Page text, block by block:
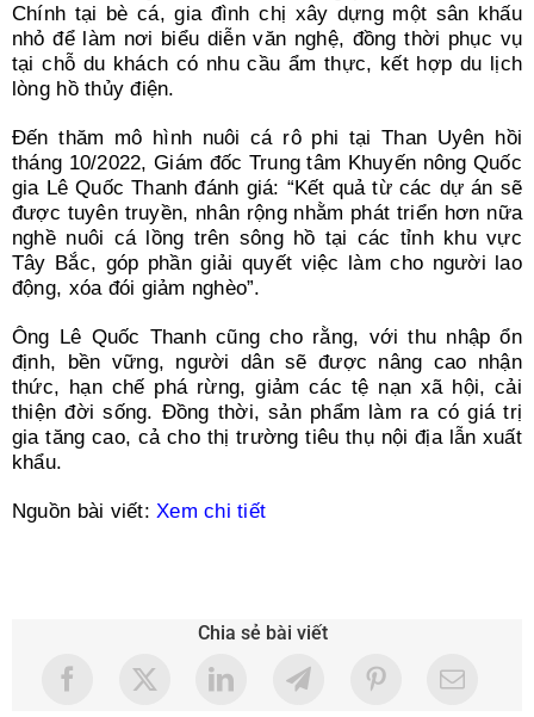
Chính tại bè cá, gia đình chị xây dựng một sân khấu
nhỏ để làm nơi biểu diễn văn nghệ, đồng thời phục vụ
tại chỗ du khách có nhu cầu ẩm thực, kết hợp du lịch
lòng hồ thủy điện.
Đến thăm mô hình nuôi cá rô phi tại Than Uyên hồi
tháng 10/2022, Giám đốc Trung tâm Khuyến nông Quốc
gia Lê Quốc Thanh đánh giá: “Kết quả từ các dự án sẽ
được tuyên truyền, nhân rộng nhằm phát triển hơn nữa
nghề nuôi cá lồng trên sông hồ tại các tỉnh khu vực
Tây Bắc, góp phần giải quyết việc làm cho người lao
động, xóa đói giảm nghèo”.
Ông Lê Quốc Thanh cũng cho rằng, với thu nhập ổn
định, bền vững, người dân sẽ được nâng cao nhận
thức, hạn chế phá rừng, giảm các tệ nạn xã hội, cải
thiện đời sống. Đồng thời, sản phẩm làm ra có giá trị
gia tăng cao, cả cho thị trường tiêu thụ nội địa lẫn xuất
khẩu.
Nguồn bài viết:Xem chi tiết
Chia sẻ bài viết